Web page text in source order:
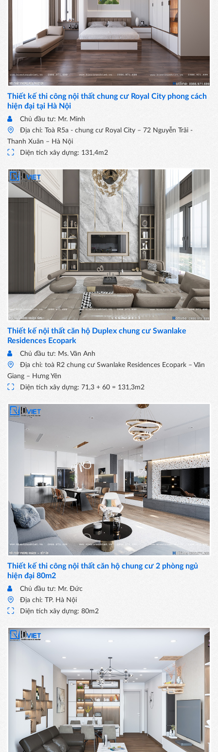
Thiết kế thi công nội thất chung cư Royal City phong cách
hiện đại tại Hà Nội
Chủ đầu tư: Mr. Minh
Địa chỉ: Toà R5a - chung cư Royal City – 72 Nguyễn Trãi -
Thanh Xuân – Hà Nội
Diện tích xây dựng: 131,4m2
Thiết kế nội thất căn hộ Duplex chung cư Swanlake
Residences Ecopark
Chủ đầu tư: Ms. Vân Anh
Địa chỉ: toà R2 chung cư Swanlake Residences Ecopark – Văn
Giang – Hưng Yên
Diện tích xây dựng: 71,3 + 60 = 131,3m2
Thiết kế thi công nội thất căn hộ chung cư 2 phòng ngủ
hiện đại 80m2
Chủ đầu tư: Mr. Đức
Địa chỉ: TP. Hà Nội
Diện tích xây dựng: 80m2